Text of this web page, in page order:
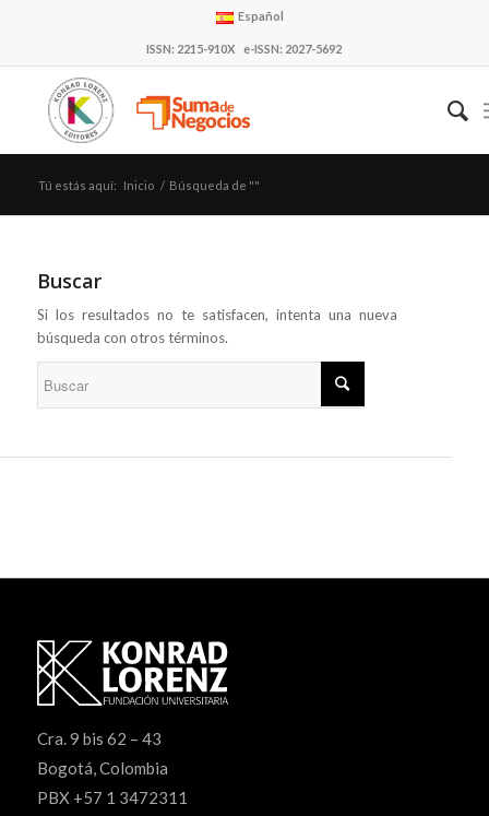
Español
ISSN: 2215-910X e-ISSN: 2027-5692
Tú estás aquí: Inicio / Búsqueda de ""
Buscar
Si los resultados no te satisfacen, intenta una nueva
búsqueda con otros términos.
Cra. 9 bis 62 – 43
Bogotá, Colombia
PBX +57 1 3472311